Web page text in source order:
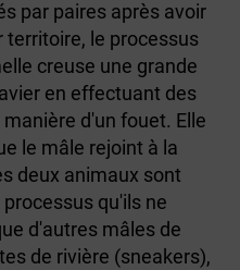
par paires après avoir
le processus
creuse une grande
en effectuant des
d'un fouet. Elle
le mâle rejoint à la
deux animaux sont
qu'ils ne
d'autres mâles de
de rivière (sneakers),